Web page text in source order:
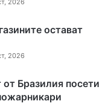
2026
остават
2026
от Бразилия посети